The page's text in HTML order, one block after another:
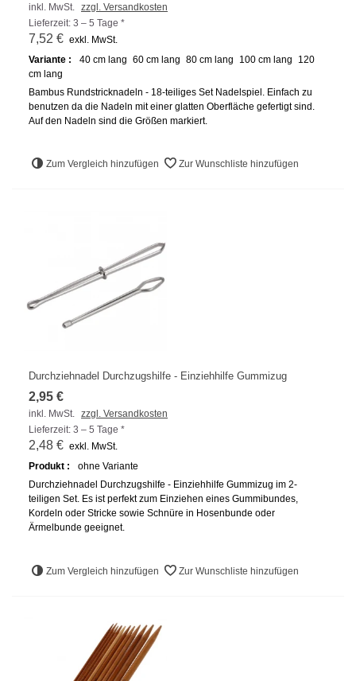
inkl. MwSt.
zzgl. Versandkosten
Lieferzeit: 3 – 5 Tage *
7,52 € exkl. MwSt.
Variante :
40 cm lang 60 cm lang 80 cm lang 100 cm lang
120
cm lang
Bambus Rundstricknadeln - 18-teiliges Set Nadelspiel. Einfach zu
benutzen da die Nadeln mit einer glatten Oberfläche gefertigt sind.
Auf den Nadeln sind die Größen markiert.
Zum Vergleich hinzufügen Zur Wunschliste hinzufügen
Durchziehnadel Durchzugshilfe - Einziehhilfe Gummizug
2,95 €
inkl. MwSt. zzgl. Versandkosten
Lieferzeit: 3 – 5 Tage *
2,48 € exkl. MwSt.
Produkt :
ohne Variante
Durchziehnadel Durchzugshilfe - Einziehhilfe Gummizug im 2-
teiligen Set. Es ist perfekt zum Einziehen eines Gummibundes,
Kordeln oder Stricke sowie Schnüre in Hosenbunde oder
Ärmelbunde geeignet.
Zum Vergleich hinzufügen Zur Wunschliste hinzufügen